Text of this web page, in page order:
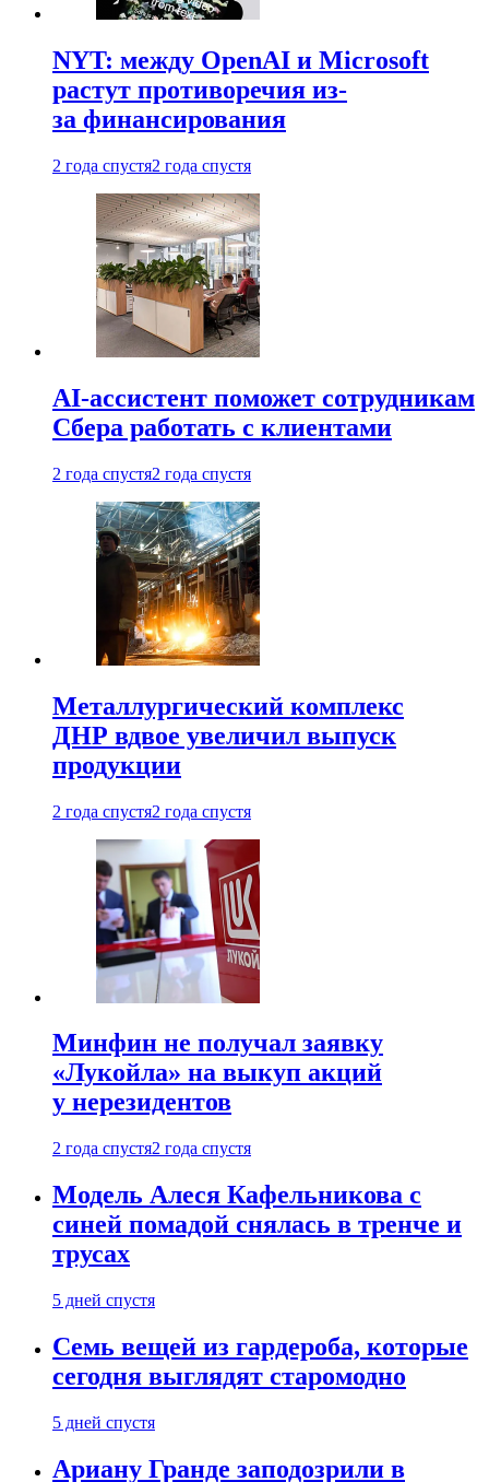
NYT: между OpenAI и Microsoft
растут противоречия из-
за финансирования
2 года спустя2 года спустя
AI-ассистент поможет сотрудникам
Сбера работать с клиентами
2 года спустя2 года спустя
Металлургический комплекс
ДНР вдвое увеличил выпуск
продукции
2 года спустя2 года спустя
Минфин не получал заявку
«Лукойла» на выкуп акций
у нерезидентов
2 года спустя2 года спустя
Модель Алеся Кафельникова с
синей помадой снялась в тренче и
трусах
5 дней спустя
Семь вещей из гардероба, которые
сегодня выглядят старомодно
5 дней спустя
Ариану Гранде заподозрили в